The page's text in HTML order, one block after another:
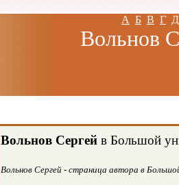
А Б В Г Д
Вольнов
Вольнов Сергейв Большой
Вольнов Сергей - страница автора в